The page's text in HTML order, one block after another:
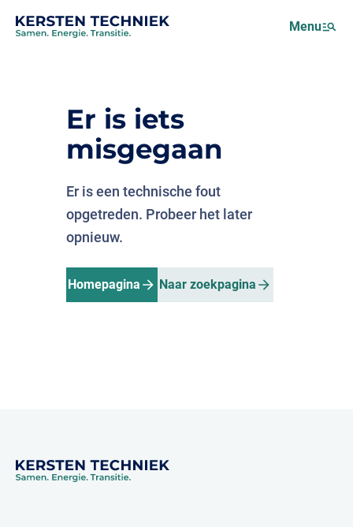
Over ons
Projecten
Menu
Er is iets
misgegaan
Er is een technische fout
opgetreden. Probeer het later
opnieuw.
Homepagina Naar zoekpagina